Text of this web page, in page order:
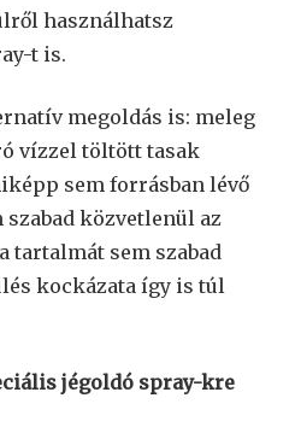
használhatsz
t is.
megoldás is: meleg
vízzel töltött tasak
sem forrásban lévő
közvetlenül az
tartalmát sem szabad
kockázata így is túl
jégoldó spray-kre